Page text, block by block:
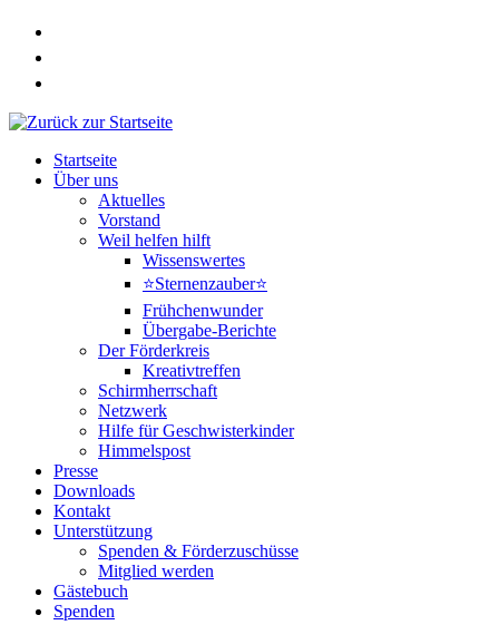
Zum
springen
Startseite
Über uns
Aktuelles
Vorstand
Weil helfen hilft
Wissenswertes
⭐Sternenzauber⭐
Frühchenwunder
Übergabe-Berichte
Der Förderkreis
Kreativtreffen
Schirmherrschaft
Netzwerk
Hilfe für Geschwisterkinder
Himmelspost
Presse
Downloads
Kontakt
Unterstützung
Spenden & Förderzuschüsse
Mitglied werden
Gästebuch
Spenden